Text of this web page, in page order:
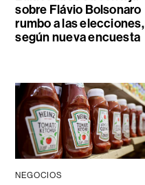
sobre Flávio Bolsonaro
rumbo a las elecciones,
según nueva encuesta
NEGOCIOS